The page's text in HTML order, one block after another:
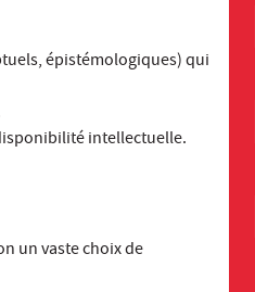
épistémologiques) qui
intellectuelle.
un vaste choix de